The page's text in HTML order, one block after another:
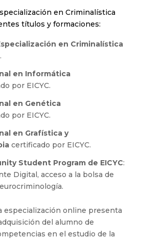
en Criminalística
títulos y formaciones:
en Criminalística
en Informática
por EICYC.
en Genética
por EICYC.
en Grafística y
certificado por EICYC.
Student Program de EICYC:
Digital, acceso a la bolsa de
especialización online presenta
del alumno de
en el estudio de la